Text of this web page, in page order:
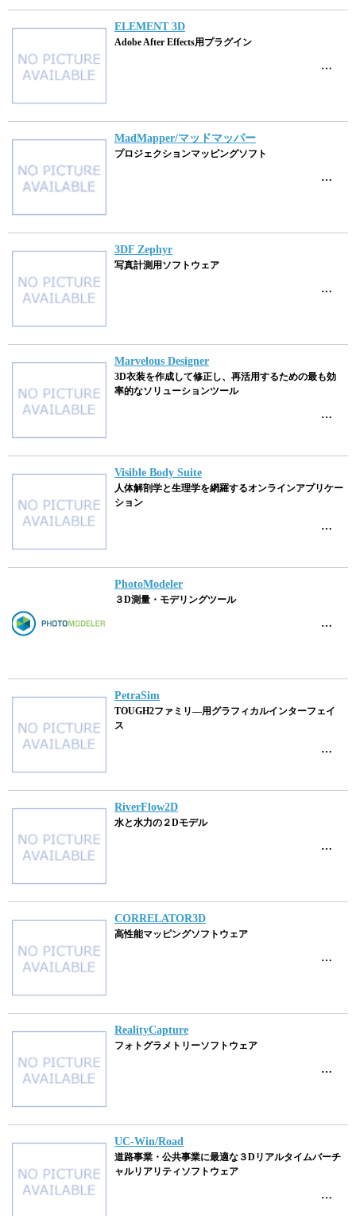
ELEMENT 3D
Adobe After Effects用プラグイン
…
MadMapper/マッドマッパー
プロジェクションマッピングソフト
…
3DF Zephyr
写真計測用ソフトウェア
…
Marvelous Designer
3D衣装を作成して修正し、再活用するための最も効
率的なソリューションツール
…
Visible Body Suite
人体解剖学と生理学を網羅するオンラインアプリケー
ション
…
PhotoModeler
３D測量・モデリングツール
…
PetraSim
TOUGH2ファミリ―用グラフィカルインターフェイ
ス
…
RiverFlow2D
水と水力の２Dモデル
…
CORRELATOR3D
高性能マッピングソフトウェア
…
RealityCapture
フォトグラメトリーソフトウェア
…
UC-Win/Road
道路事業・公共事業に最適な３Dリアルタイムバーチ
ャルリアリティソフトウェア
…